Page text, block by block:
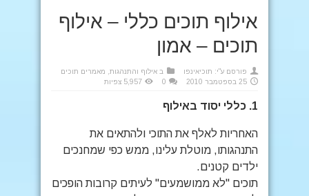
אילוף תוכים כללי – אילוף
תוכים – אמון
פורסם ע"י: תוכיאינפו ב אילוף והתנהגות
מאמרים תוכים
25 בספטמבר 2010
0 5,957 צפיות
1. כללי יסוד באילוף
האחריות לאלף את התוכי ולהתאים את
התנהגותו, מוטלת עלינו, ממש כפי שמחנכים
ילדים קטנים.
תוכים "לא ממושמעים" לעיתים קרובות הופכים